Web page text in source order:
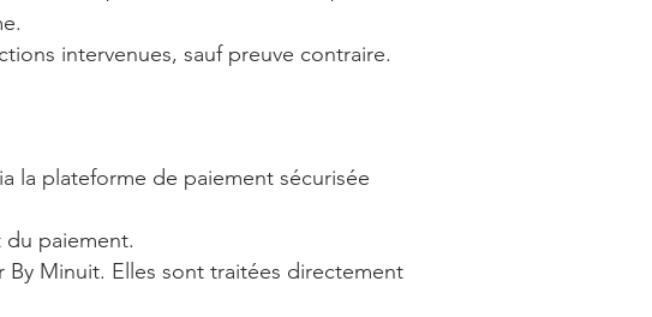
intervenues, sauf preuve contraire.
la plateforme de paiement sécurisée
du paiement.
By Minuit. Elles sont traitées directement